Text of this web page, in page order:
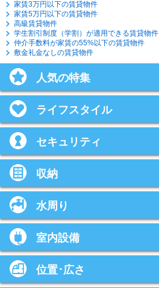
家賃3万円以下の賃貸物件
家賃5万円以下の賃貸物件
高級賃貸物件
学生割引制度（学割）が適用できる賃貸物件
仲介手数料が家賃の55%以下の賃貸物件
敷金礼金なしの賃貸物件
人気の特集
ライフスタイル
セキュリティ
収納
水周り
室内設備
位置･広さ